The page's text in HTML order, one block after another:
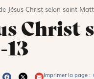
Jésus Christ selon saint
Christ
13
Imprimer la page :